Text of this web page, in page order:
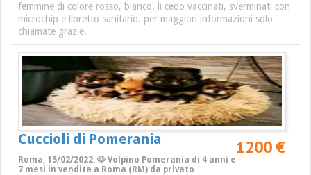
femmine di colore rosso, bianco. li cedo vaccinati, sverminati con
microchip e libretto sanitario. per maggiori informazioni solo
chiamate grazie.
Cuccioli di Pomerania 1200 €
Roma, 15/02/2022: 🐶 Volpino Pomerania di 4 anni e
7 mesi in vendita a Roma (RM) da privato